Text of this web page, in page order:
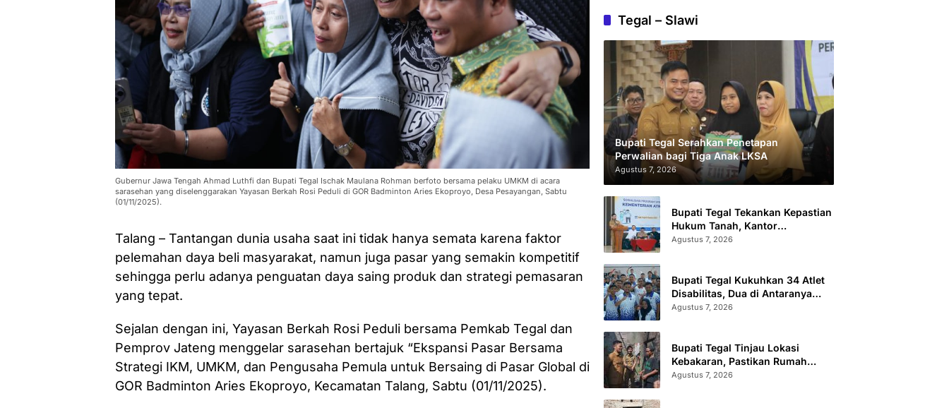
Gubernur Jawa Tengah Ahmad Luthfi dan Bupati Tegal Ischak Maulana Rohman berfoto bersama pelaku UMKM di acara
sarasehan yang diselenggarakan Yayasan Berkah Rosi Peduli di GOR Badminton Aries Ekoproyo, Desa Pesayangan, Sabtu
(01/11/2025).
Talang – Tantangan dunia usaha saat ini tidak hanya semata karena faktor
pelemahan daya beli masyarakat, namun juga pasar yang semakin kompetitif
sehingga perlu adanya penguatan daya saing produk dan strategi pemasaran
yang tepat.
Sejalan dengan ini, Yayasan Berkah Rosi Peduli bersama Pemkab Tegal dan
Pemprov Jateng menggelar sarasehan bertajuk “Ekspansi Pasar Bersama
Strategi IKM, UMKM, dan Pengusaha Pemula untuk Bersaing di Pasar Global di
GOR Badminton Aries Ekoproyo, Kecamatan Talang, Sabtu (01/11/2025).
Tegal – Slawi
Bupati Tegal Serahkan Penetapan
Perwalian bagi Tiga Anak LKSA
Agustus 7, 2026
Bupati Tegal Tekankan Kepastian
Hukum Tanah, Kantor
Pertanahan Catat 296.869
Agustus 7, 2026
Bupati Tegal Kukuhkan 34 Atlet
Disabilitas, Dua di Antaranya
Berlaga di Level Dunia
Agustus 7, 2026
Bupati Tegal Tinjau Lokasi
Kebakaran, Pastikan Rumah
Korban Diperbaiki
Agustus 7, 2026